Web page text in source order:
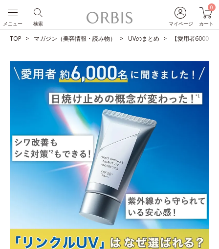
マイページ
0
カート
検索
メニュー
TOP マガジン（美容情報・読み物） UVのまとめ 【愛用者6000